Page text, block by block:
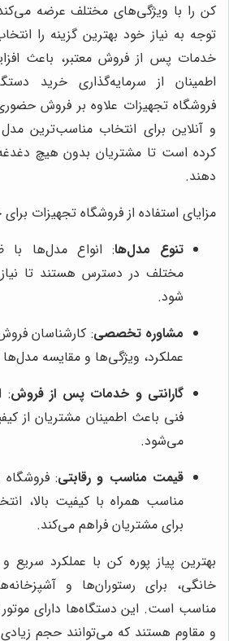
کن را با ویژگی‌های مختلف عرضه می‌کند
توجه به نیاز خود بهترین گزینه را
خدمات پس از فروش معتبر، باعث
اطمینان از سرمایه‌گذاری خرید
فروشگاه تجهیزات علاوه بر فروش
و آنلاین برای انتخاب مناسب‌ترین مدل
کرده است تا مشتریان بدون هیچ
دهند.
مزایای استفاده از فروشگاه تجهیزات
تنوع مدل‌ها: انواع مدل‌ها
مختلف در دسترس هستند تا نیاز
شود.
مشاوره تخصصی: کارشناسان
عملکرد، ویژگی‌ها و مقایسه مدل‌ها
گارانتی و خدمات پس از فروش:
فنی باعث اطمینان مشتریان از
می‌شود.
قیمت مناسب و رقابتی: فروشگاه
مناسب همراه با کیفیت بالا،
برای مشتریان فراهم می‌کند.
بهترین پیاز پوره کن با عملکرد سریع و
خانگی، برای رستوران‌ها و
مناسب است. این دستگاه‌ها دارای موتور
و مقاوم هستند که می‌توانند حجم زیادی